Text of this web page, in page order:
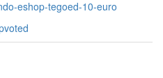
eshop-tegoed-10-euro